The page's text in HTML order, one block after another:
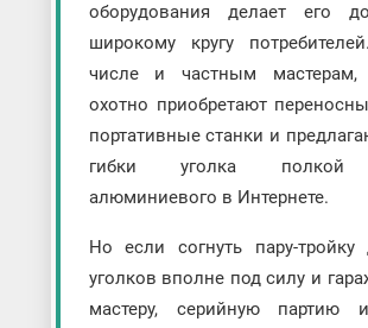
оборудования делает его
широкому кругу
числе и частным мастерам,
охотно приобретают
портативные станки и
гибки уголка полкой
алюминиевого в Интернете.
Но если согнуть пару-тройку
уголков вполне под силу и
мастеру, серийную партию